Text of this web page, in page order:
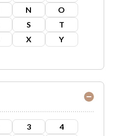
N
O
S
T
X
Y
3
4